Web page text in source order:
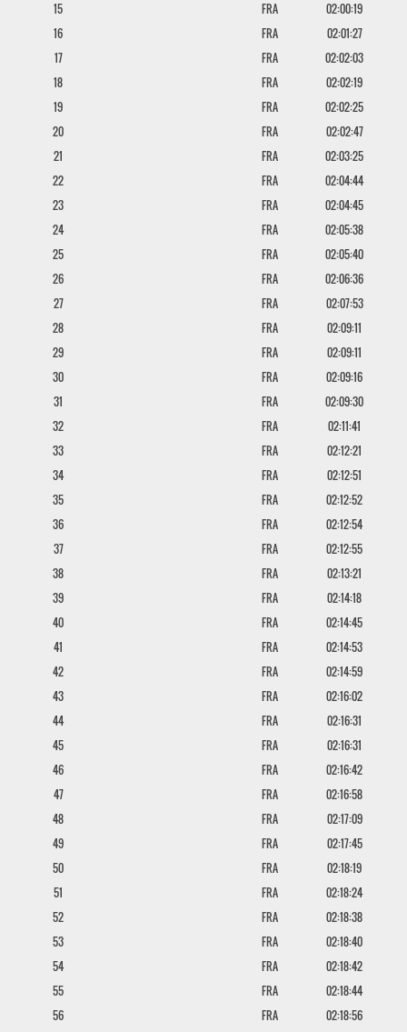
15
FRA
02:00:19
16
FRA
02:01:27
17
FRA
02:02:03
18
FRA
02:02:19
19
FRA
02:02:25
20
FRA
02:02:47
21
FRA
02:03:25
22
FRA
02:04:44
23
FRA
02:04:45
24
FRA
02:05:38
25
FRA
02:05:40
26
FRA
02:06:36
27
FRA
02:07:53
28
FRA
02:09:11
29
FRA
02:09:11
30
FRA
02:09:16
31
FRA
02:09:30
32
FRA
02:11:41
33
FRA
02:12:21
34
FRA
02:12:51
35
FRA
02:12:52
36
FRA
02:12:54
37
FRA
02:12:55
38
FRA
02:13:21
39
FRA
02:14:18
40
FRA
02:14:45
41
FRA
02:14:53
42
FRA
02:14:59
43
FRA
02:16:02
44
FRA
02:16:31
45
FRA
02:16:31
46
FRA
02:16:42
47
FRA
02:16:58
48
FRA
02:17:09
49
FRA
02:17:45
50
FRA
02:18:19
51
FRA
02:18:24
52
FRA
02:18:38
53
FRA
02:18:40
54
FRA
02:18:42
55
FRA
02:18:44
56
FRA
02:18:56